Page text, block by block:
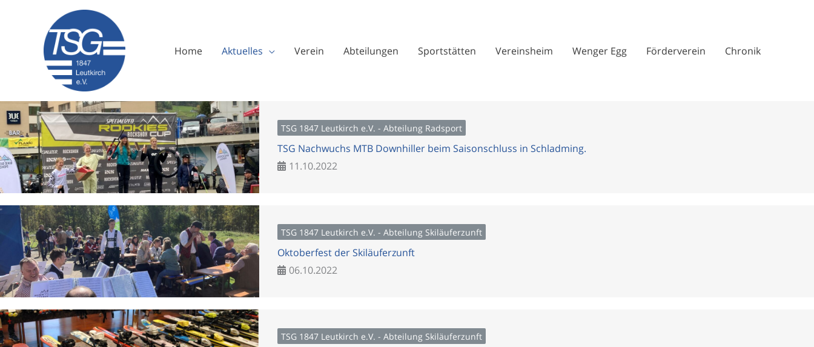
Home Aktuelles Verein Abteilungen Sportstätten Vereinsheim Wenger Egg Förderverein Chronik
TSG 1847 Leutkirch e.V. - Abteilung Radsport
TSG Nachwuchs MTB Downhiller beim Saisonschluss in Schladming.
11.10.2022
TSG 1847 Leutkirch e.V. - Abteilung Skiläuferzunft
Oktoberfest der Skiläuferzunft
06.10.2022
TSG 1847 Leutkirch e.V. - Abteilung Skiläuferzunft